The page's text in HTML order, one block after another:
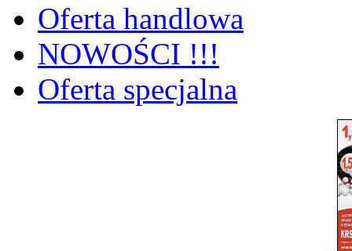
Oferta handlowa
NOWOŚCI !!!
Oferta specjalna